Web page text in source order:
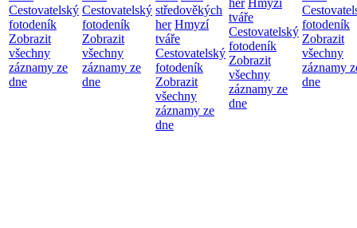
Cestovatelský
fotodeník
Zobrazit
všechny
záznamy ze
dne
Cestovatelský
fotodeník
Zobrazit
všechny
záznamy ze
dne
středověkých
her Hmyzí
tváře
Cestovatelský
fotodeník
Zobrazit
všechny
záznamy ze
dne
her Hmyzí
tváře
Cestovatelský
fotodeník
Zobrazit
všechny
záznamy ze
dne
fotodeník
Zobrazit
všechny
záznamy
dne